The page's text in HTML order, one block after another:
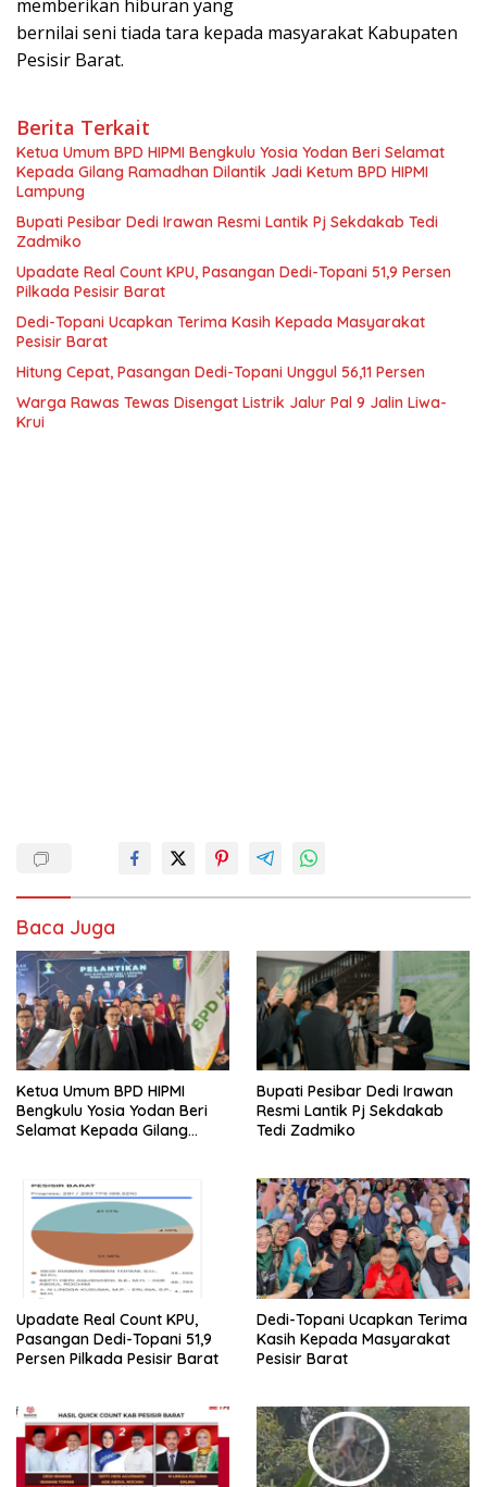
memberikan hiburan yang
bernilai seni tiada tara kepada masyarakat Kabupaten
Pesisir Barat.
Berita Terkait
Ketua Umum BPD HIPMI Bengkulu Yosia Yodan Beri Selamat
Kepada Gilang Ramadhan Dilantik Jadi Ketum BPD HIPMI
Lampung
Bupati Pesibar Dedi Irawan Resmi Lantik Pj Sekdakab Tedi
Zadmiko
Upadate Real Count KPU, Pasangan Dedi-Topani 51,9 Persen
Pilkada Pesisir Barat
Dedi-Topani Ucapkan Terima Kasih Kepada Masyarakat
Pesisir Barat
Hitung Cepat, Pasangan Dedi-Topani Unggul 56,11 Persen
Warga Rawas Tewas Disengat Listrik Jalur Pal 9 Jalin Liwa-
Krui
Baca Juga
Ketua Umum BPD HIPMI
Bengkulu Yosia Yodan Beri
Selamat Kepada Gilang
Bupati Pesibar Dedi Irawan
Resmi Lantik Pj Sekdakab
Tedi Zadmiko
Upadate Real Count KPU,
Pasangan Dedi-Topani 51,9
Persen Pilkada Pesisir Barat
Dedi-Topani Ucapkan Terima
Kasih Kepada Masyarakat
Pesisir Barat